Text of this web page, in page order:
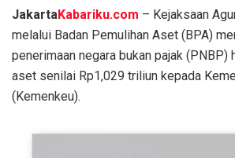
JakartaKabariku.com – Kejaksaan
melalui Badan Pemulihan Aset (BPA)
penerimaan negara bukan pajak (PNBP)
aset senilai Rp1,029 triliun kepada
(Kemenkeu).